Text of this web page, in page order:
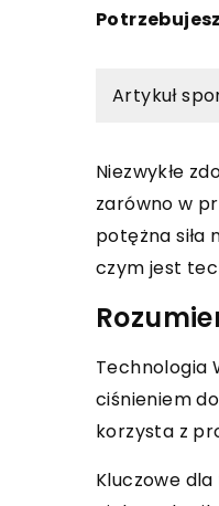
Artykuł
Niezwykłe
zarówno w
potężna siła
czym jest
Technologia
ciśnieniem
korzysta z
Kluczowe